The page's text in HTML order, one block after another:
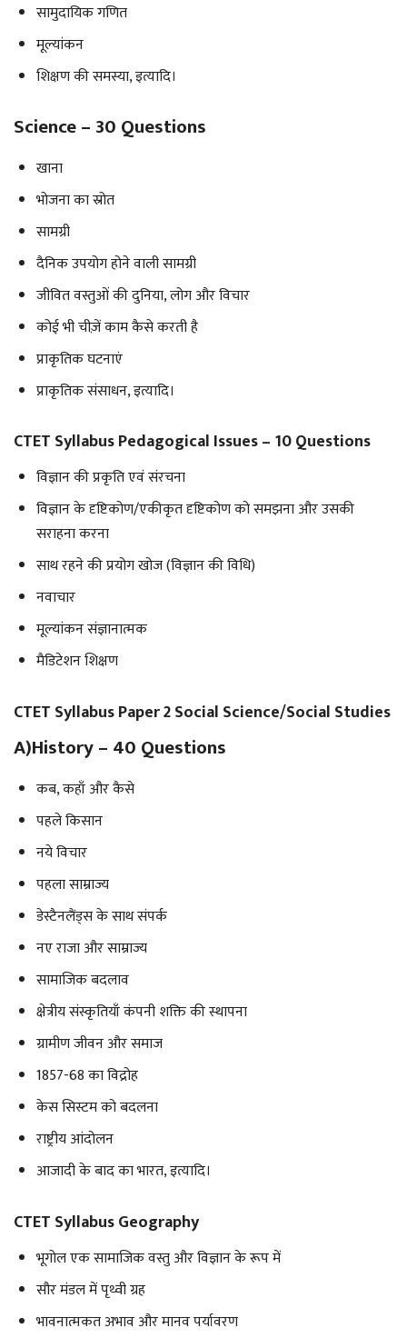
सामुदायिक गणित
मूल्यांकन
शिक्षण की समस्या, इत्यादि।
Science – 30 Questions
खाना
भोजना का स्रोत
सामग्री
दैनिक उपयोग होने वाली सामग्री
जीवित वस्तुओं की दुनिया, लोग और विचार
कोई भी चीज़ें काम कैसे करती है
प्राकृतिक घटनाएं
प्राकृतिक संसाधन, इत्यादि।
CTET Syllabus Pedagogical Issues – 10 Questions
विज्ञान की प्रकृति एवं संरचना
विज्ञान के दृष्टिकोण/एकीकृत दृष्टिकोण को समझना और उसकी
सराहना करना
साथ रहने की प्रयोग खोज (विज्ञान की विधि)
नवाचार
मूल्यांकन संज्ञानात्मक
मैडिटेशन शिक्षण
CTET Syllabus Paper 2 Social Science/Social Studies
A)History – 40 Questions
कब, कहाँ और कैसे
पहले किसान
नये विचार
पहला साम्राज्य
डेस्टैनलैंड्स के साथ संपर्क
नए राजा और साम्राज्य
सामाजिक बदलाव
क्षेत्रीय संस्कृतियाँ कंपनी शक्ति की स्थापना
ग्रामीण जीवन और समाज
1857-68 का विद्रोह
केस सिस्टम को बदलना
राष्ट्रीय आंदोलन
आजादी के बाद का भारत, इत्यादि।
CTET Syllabus Geography
भूगोल एक सामाजिक वस्तु और विज्ञान के रूप में
सौर मंडल में पृथ्वी ग्रह
भावनात्मकत अभाव और मानव पर्यावरण